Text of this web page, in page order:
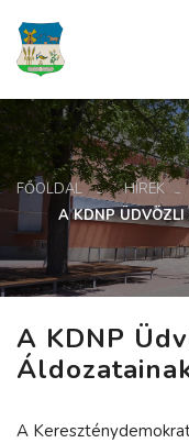
FŐOLDAL
HÍREK
A KDNP
A KDNP
A